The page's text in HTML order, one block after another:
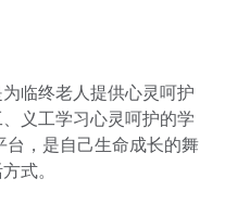
临终老人提供心灵呵护
义工学习心灵呵护的学
台，是自己生命成长的舞
式。